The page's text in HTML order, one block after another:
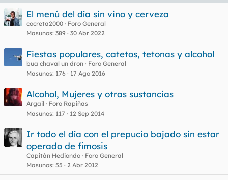
El menú del día sin vino y cerveza
cocreta2000
Foro General
Masunos 389 30 Abr 2022
Fiestas populares, catetos, tetonas y alcohol
bua chaval un dron
Foro General
Masunos 176 17 Ago 2016
Alcohol, Mujeres y otras sustancias
Argail
Foro Rapiñas
Masunos 117 12 Sep 2014
Ir todo el día con el prepucio bajado sin estar
operado de fimosis
Capitán Hediondo
Foro General
Masunos 55 2 Abr 2012